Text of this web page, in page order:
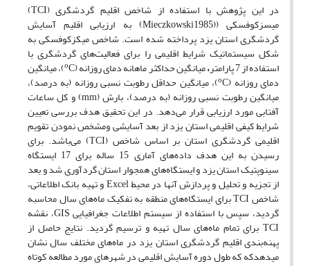
در این پژوهش با استفاده از شاخص اقلیم گردشگری (TCI)
میسزکوفسکی ((Mieczkowski1985) به ارزیابی اقلیم آسایش
گردشگری استان یزد پرداخته شده است. شاخص میکزکوفسکی به
شکل سیستماتیک شرایط اقلیمی را برای فعالیت‌های گردشگری با
استفاده از 7 پارامتر ،میانگین حداکثر ماهانه دمای روزانه ( oC)، میانگین
دمای روزانه ( oC)، میانگین حداقل رطوبت نسبی روزانه (به درصد)،
میانگین رطوبت نسبی روزانه (به درصد)، بارش (mm) و کل ساعات
آفتابی مورد ارزیابی قرار می‌دهد. در این تحقیق هدف بررسی تعیین
شرایط کیفی اقلیمی استان یزد از بعد آسایشی ومشخص نمودن تقویم
اقلیمی گردشگری استان بر اساس شاخص (TCI) می‌باشد. برای
رسیدن به این هدف داده‌های آماری 15 ساله برای 17 ایستگاه
سینوپتیک استان یزد و ایستگاه‌های همجوار استان گردآوری شد و بعد
از تجزیه و تحلیل و پردازش آنها در محیط Excel و تهیه بانک اطلاعاتی،
شاخص TCI برای ایستگاه‌های منطقه به تفکیک ماه‌های سال محاسبه
گردید، سپس با استفاده از سیستم اطلاعات جغرافیایی GIS، نقشه
TCI برای تمام ماه‌های سال تهیه و ترسیم گردید. نتایج حاصل از
پهنه‌بندی اقلیم گردشگری استان یزد در ماه‌های مختلف سال نشان
میدهدکه که طول دوره آسایش اقلیمی در شهرهای مورد مطالعه کوتاه